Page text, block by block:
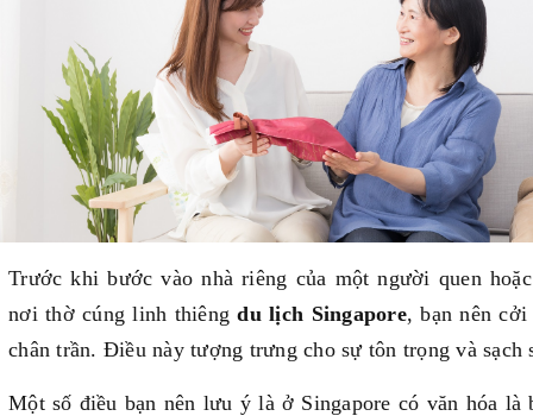
Trước khi bước vào nhà riêng của một người quen
nơi thờ cúng linh thiêngdu lịch Singapore, bạn nên
chân trần. Điều này tượng trưng cho sự tôn trọng và sạch
Một số điều bạn nên lưu ý là ở Singapore có văn hóa là